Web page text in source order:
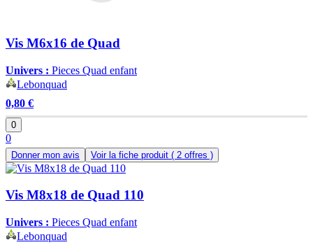
Vis M6x16 de Quad
Univers : Pieces Quad enfant
Lebonquad
0,80 €
0
0
Donner mon avis Voir la fiche produit ( 2 offres )
Vis M8x18 de Quad 110
Univers : Pieces Quad enfant
Lebonquad